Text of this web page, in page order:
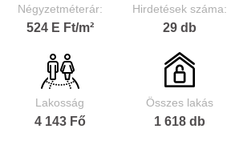
Négyzetméterár:
524 E Ft/m²
Hirdetések száma:
29 db
Lakosság
4 143 Fő
Összes lakás
1 618 db